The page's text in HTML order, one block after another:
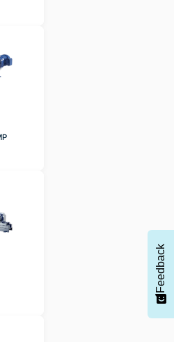
Feedback